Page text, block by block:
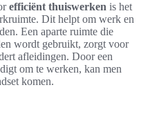
efficiënt thuiswerken is het
Dit helpt om werk en
Een aparte ruimte die
wordt gebruikt, zorgt voor
afleidingen. Door een
om te werken, kan men
komen.